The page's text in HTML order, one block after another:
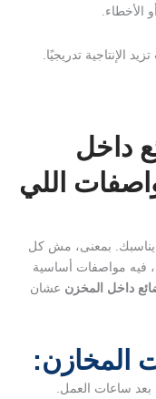
الأخطاء.
الإنتاجية تدريجيًا.
داخل
اللي
يناسبك. بمعنى، مش كل
فيه مواصفات أساسية
داخل المخزن عشان
المخازن:
ساعات العمل.